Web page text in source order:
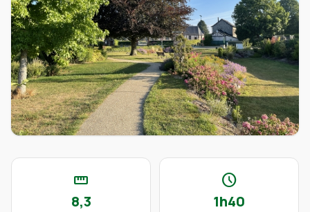
straighten
8,3
schedule
1h40